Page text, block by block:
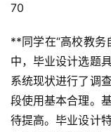
首
页
咨
讯
70
**同学在“高校教务
中，毕业设计选题
系统现状进行了调
段使用基本合理。
待提高。毕业设计